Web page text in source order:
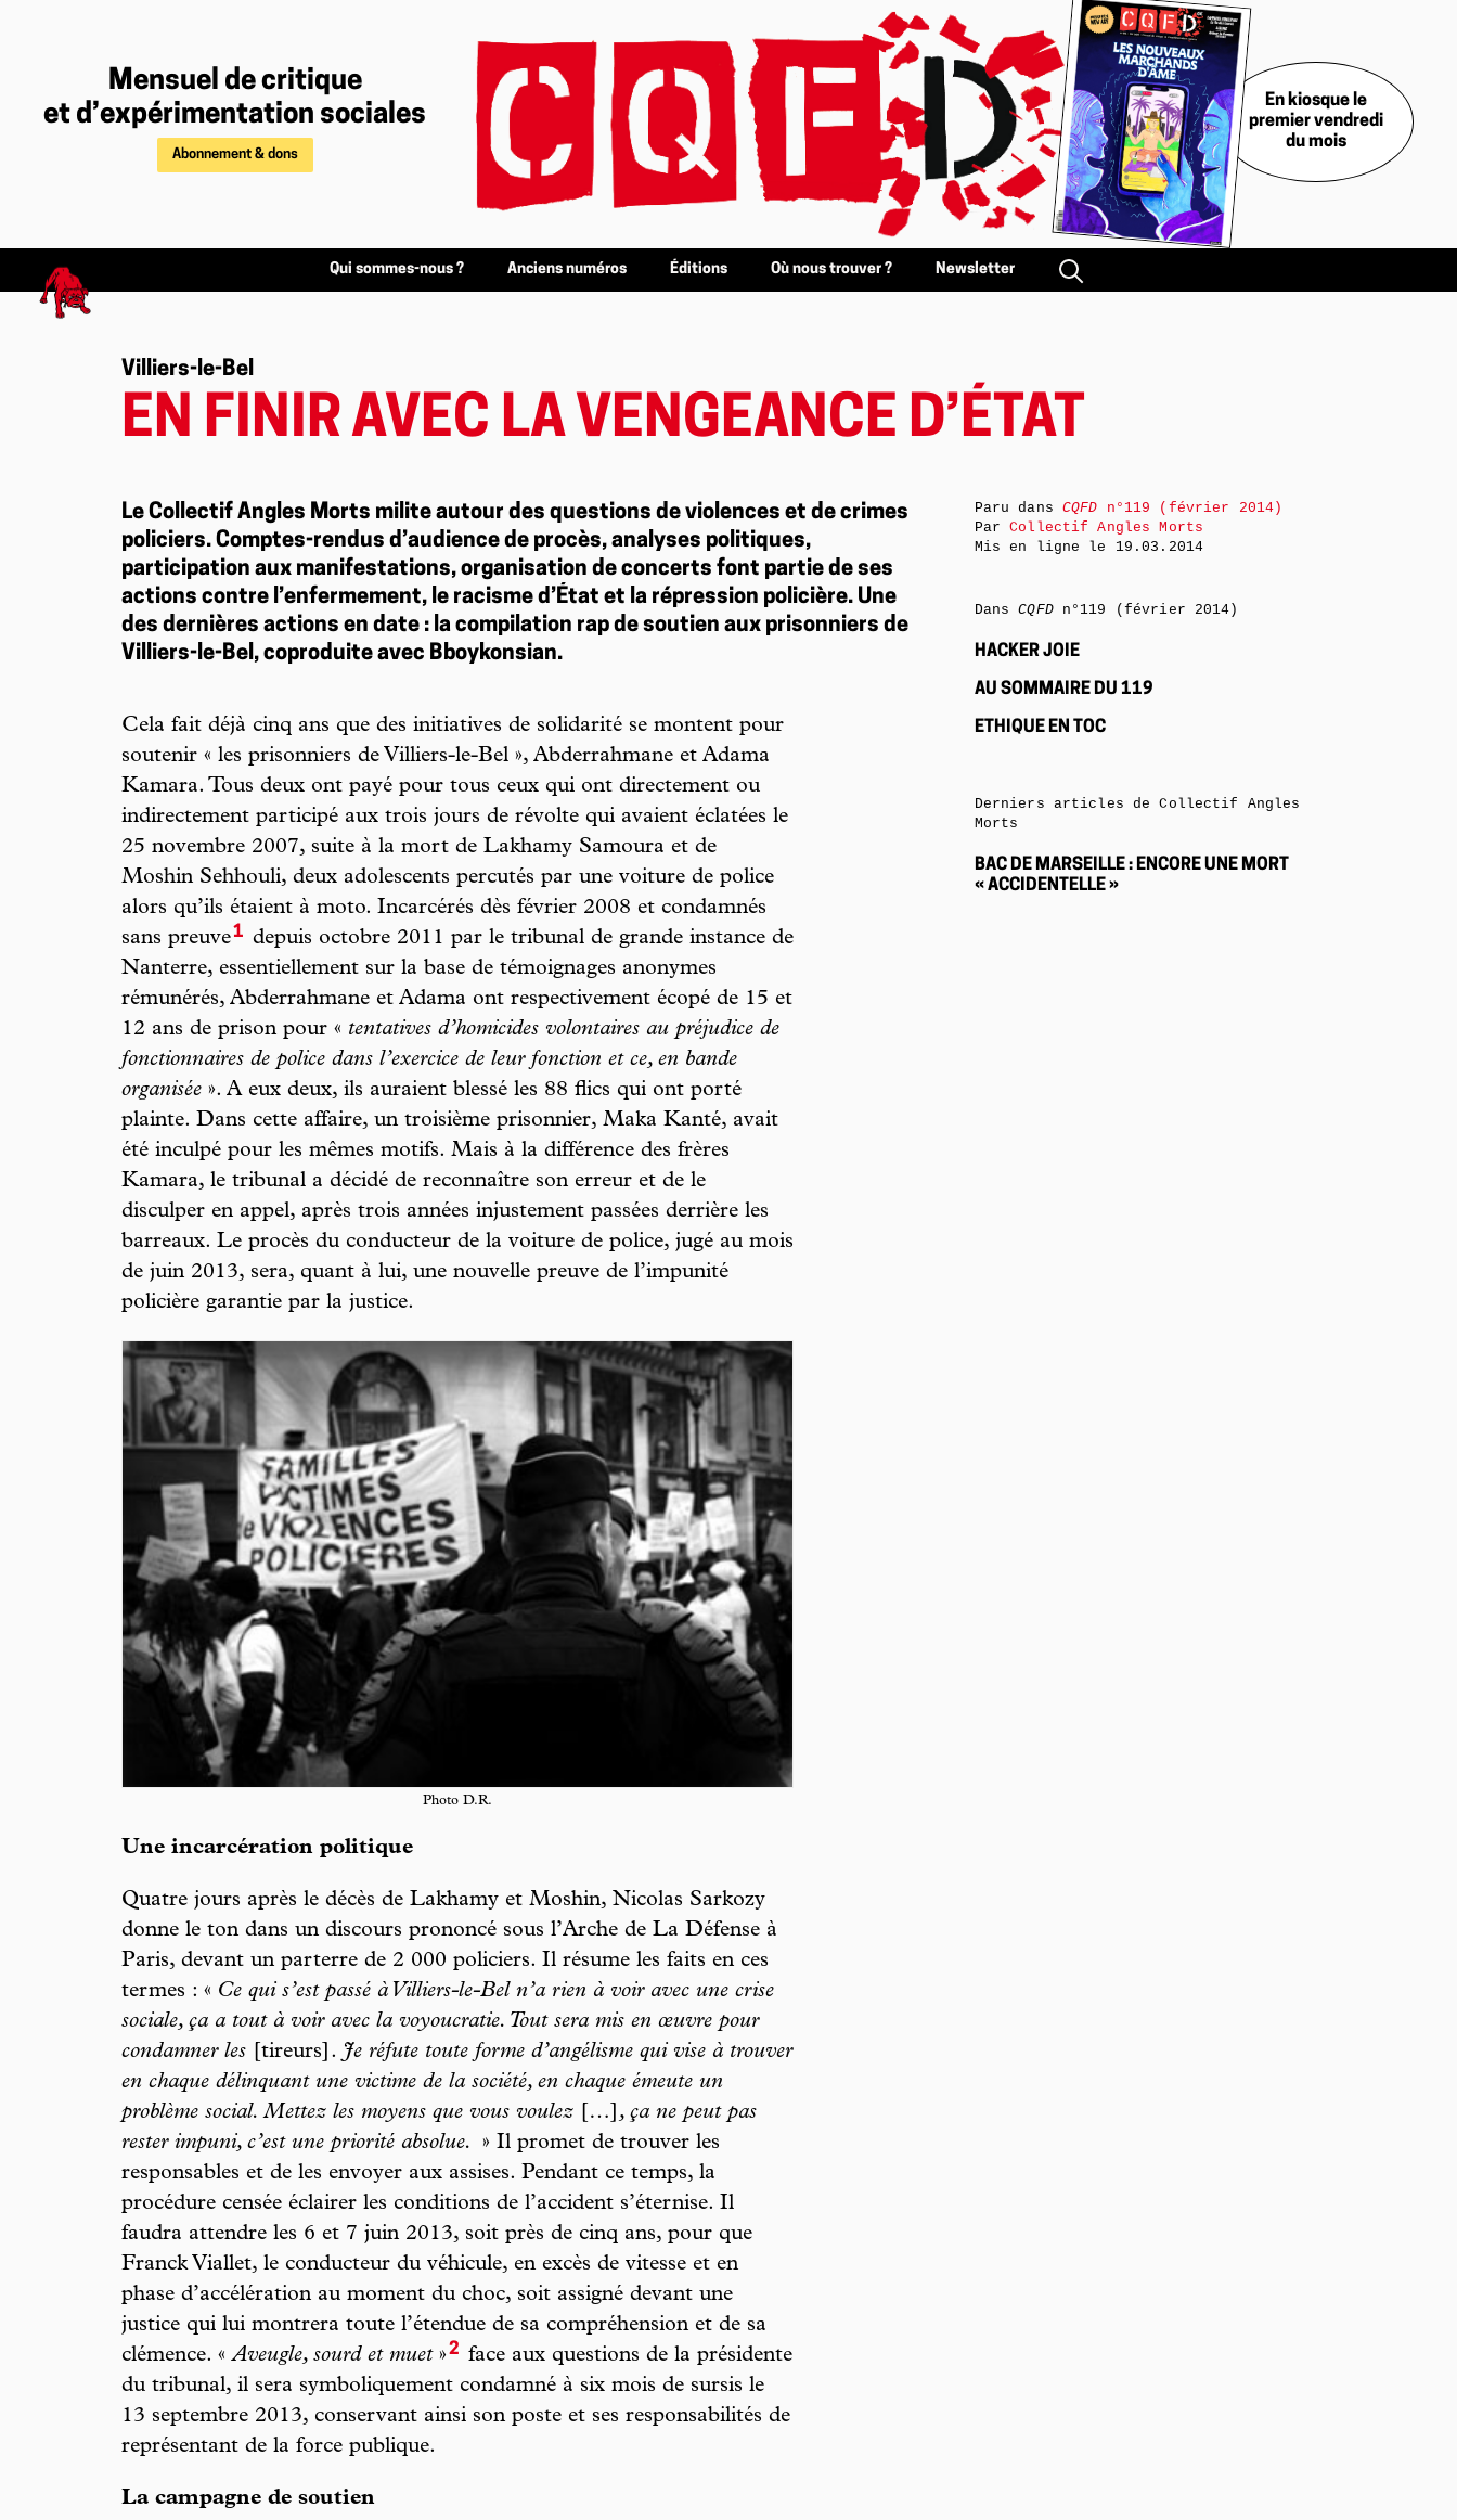
Mensuel de critique
et d’expérimentation sociales
Abonnement & dons
En kiosque le
premier vendredi
du mois
Qui sommes-nous ? Anciens numéros Éditions Où nous trouver ? Newsletter
Villiers-le-Bel
EN FINIR AVEC LA VENGEANCE D’ÉTAT
Le Collectif Angles Morts milite autour des questions de violences et de crimes
policiers. Comptes-rendus d’audience de procès, analyses politiques,
participation aux manifestations, organisation de concerts font partie de ses
actions contre l’enfermement, le racisme d’État et la répression policière. Une
des dernières actions en date : la compilation rap de soutien aux prisonniers de
Villiers-le-Bel, coproduite avec Bboykonsian.
Cela fait déjà cinq ans que des initiatives de solidarité se montent pour
soutenir « les prisonniers de Villiers-le-Bel », Abderrahmane et Adama
Kamara. Tous deux ont payé pour tous ceux qui ont directement ou
indirectement participé aux trois jours de révolte qui avaient éclatées le
25 novembre 2007, suite à la mort de Lakhamy Samoura et de
Moshin Sehhouli, deux adolescents percutés par une voiture de police
alors qu’ils étaient à moto. Incarcérés dès février 2008 et condamnés
sans preuve1 depuis octobre 2011 par le tribunal de grande instance de
Nanterre, essentiellement sur la base de témoignages anonymes
rémunérés, Abderrahmane et Adama ont respectivement écopé de 15 et
12 ans de prison pour « tentatives d’homicides volontaires au préjudice de
fonctionnaires de police dans l’exercice de leur fonction et ce, en bande
organisée ». A eux deux, ils auraient blessé les 88 flics qui ont porté
plainte. Dans cette affaire, un troisième prisonnier, Maka Kanté, avait
été inculpé pour les mêmes motifs. Mais à la différence des frères
Kamara, le tribunal a décidé de reconnaître son erreur et de le
disculper en appel, après trois années injustement passées derrière les
barreaux. Le procès du conducteur de la voiture de police, jugé au mois
de juin 2013, sera, quant à lui, une nouvelle preuve de l’impunité
policière garantie par la justice.
Photo D.R.
Une incarcération politique
Quatre jours après le décès de Lakhamy et Moshin, Nicolas Sarkozy
donne le ton dans un discours prononcé sous l’Arche de La Défense à
Paris, devant un parterre de 2 000 policiers. Il résume les faits en ces
termes : « Ce qui s’est passé à Villiers-le-Bel n’a rien à voir avec une crise
sociale, ça a tout à voir avec la voyoucratie. Tout sera mis en œuvre pour
condamner les [tireurs].Je réfute toute forme d’angélisme qui vise à trouver
en chaque délinquant une victime de la société, en chaque émeute un
problème social. Mettez les moyens que vous voulez […] , ça ne peut pas
rester impuni, c’est une priorité absolue. » Il promet de trouver les
responsables et de les envoyer aux assises. Pendant ce temps, la
procédure censée éclairer les conditions de l’accident s’éternise. Il
faudra attendre les 6 et 7 juin 2013, soit près de cinq ans, pour que
Franck Viallet, le conducteur du véhicule, en excès de vitesse et en
phase d’accélération au moment du choc, soit assigné devant une
justice qui lui montrera toute l’étendue de sa compréhension et de sa
clémence. «Aveugle, sourd et muet»2 face aux questions de la présidente
du tribunal, il sera symboliquement condamné à six mois de sursis le
13 septembre 2013, conservant ainsi son poste et ses responsabilités de
représentant de la force publique.
La campagne de soutien
Paru dans CQFD n°119 (février 2014)
ParCollectif Angles Morts
Mis en ligne le 19.03.2014
DansCQFDn°119 (février 2014)
HACKER JOIE
AU SOMMAIRE DU 119
ETHIQUE EN TOC
Derniers articles de Collectif Angles
Morts
BAC DE MARSEILLE : ENCORE UNE MORT
« ACCIDENTELLE »